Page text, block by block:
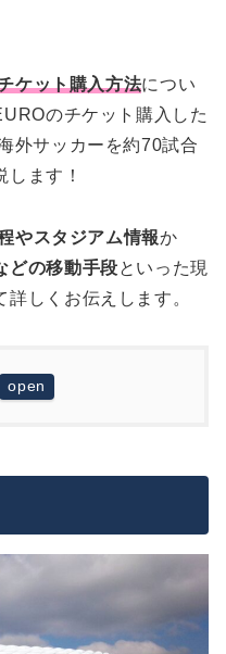
ケット購入方法につい
のチケット購入した
外サッカーを約70試合
ます！
やスタジアム情報か
どの移動手段といった現
しくお伝えします。
販売
販売
回販売（先着）
モバイルチケットのみ
た？EURO2020のチ
わせ抽選会はいつ？